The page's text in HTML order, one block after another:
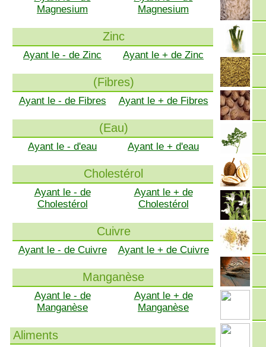
Magnesium
Magnesium
Zinc
Ayant le - de Zinc Ayant le + de Zinc
(Fibres)
Ayant le - de Fibres Ayant le + de Fibres
(Eau)
Ayant le - d'eau Ayant le + d'eau
Cholestérol
Ayant le - de
Cholestérol
Ayant le + de
Cholestérol
Cuivre
Ayant le - de Cuivre Ayant le + de Cuivre
Manganèse
Ayant le - de
Manganèse
Ayant le + de
Manganèse
Aliments